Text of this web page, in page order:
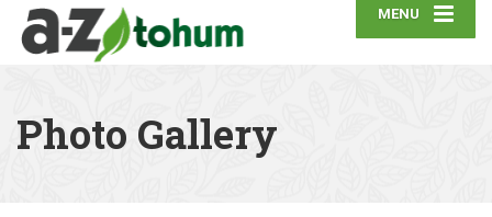
MENU
Photo Gallery